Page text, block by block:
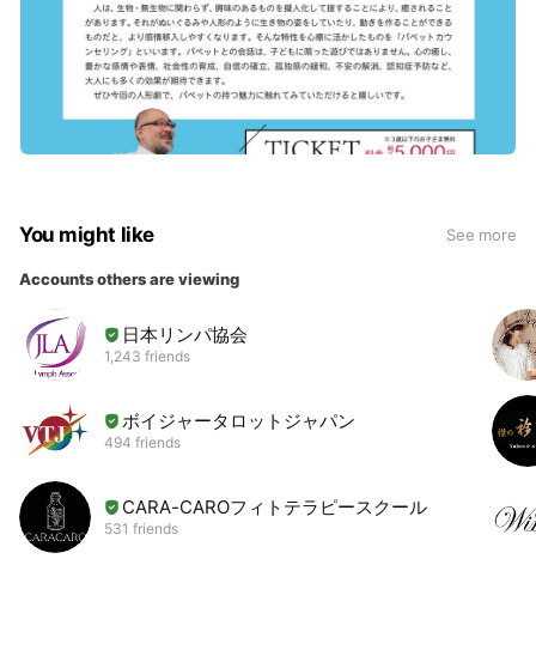
You might like See more
Accounts others are viewing
日本リンパ協会
1,243 friends
ボイジャータロットジャパン
494 friends
CARA-CAROフィトテラピースクール
531 friends